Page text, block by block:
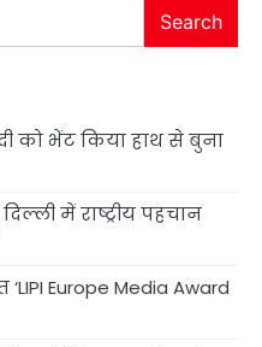
Search
को भेंट किया हाथ से बुना
में राष्ट्रीय पहचान
‘LIPI Europe Media Award